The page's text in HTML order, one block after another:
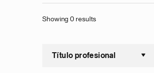
Showing 0 results
Título profesional